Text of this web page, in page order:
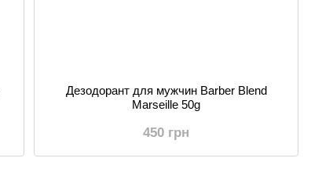
Дезодорант для мужчин Barber Blend
Marseille 50g
450 грн